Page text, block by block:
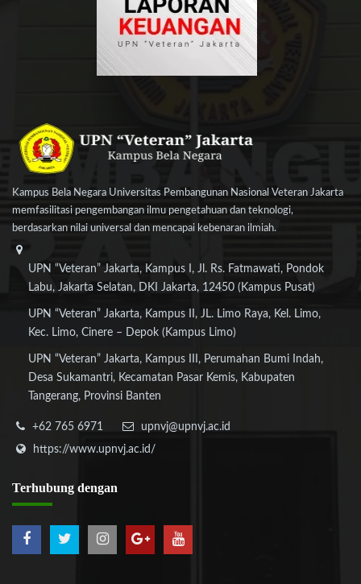
Kampus Bela Negara Universitas Pembangunan Nasional Veteran Jakarta
memfasilitasi pengembangan ilmu pengetahuan dan teknologi,
berdasarkan nilai universal dan mencapai kebenaran ilmiah.
UPN “Veteran” Jakarta, Kampus I, Jl. Rs. Fatmawati, Pondok
Labu, Jakarta Selatan, DKI Jakarta, 12450 (Kampus Pusat)
UPN “Veteran” Jakarta, Kampus II, JL. Limo Raya, Kel. Limo,
Kec. Limo, Cinere – Depok (Kampus Limo)
UPN “Veteran” Jakarta, Kampus III, Perumahan Bumi Indah,
Desa Sukamantri, Kecamatan Pasar Kemis, Kabupaten
Tangerang, Provinsi Banten
+62 765 6971
upnvj@upnvj.ac.id
https://www.upnvj.ac.id/
Terhubung dengan